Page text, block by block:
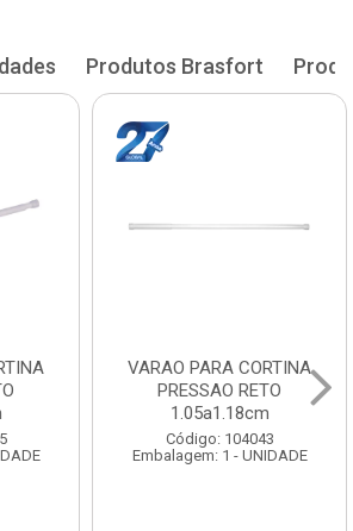
Produtos Brasfort
PARA CORTINA
RETO
104043
1 - UNIDADE
VARAO PARA
PRESSAO
1.20a1.33cm
Código:
Embalagem: 1 -